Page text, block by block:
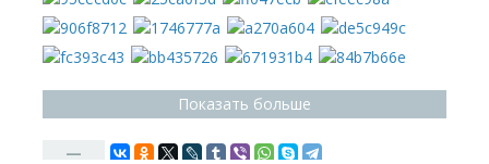
Показать больше
—